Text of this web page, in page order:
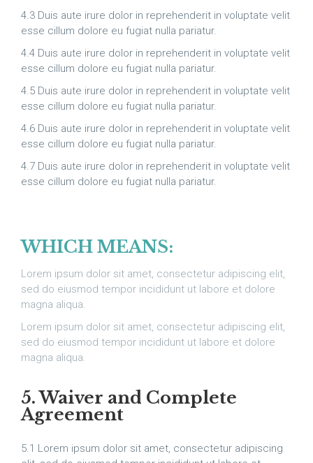
4.3 Duis aute irure dolor in reprehenderit in voluptate velit
esse cillum dolore eu fugiat nulla pariatur.
4.4 Duis aute irure dolor in reprehenderit in voluptate velit
esse cillum dolore eu fugiat nulla pariatur.
4.5 Duis aute irure dolor in reprehenderit in voluptate velit
esse cillum dolore eu fugiat nulla pariatur.
4.6 Duis aute irure dolor in reprehenderit in voluptate velit
esse cillum dolore eu fugiat nulla pariatur.
4.7 Duis aute irure dolor in reprehenderit in voluptate velit
esse cillum dolore eu fugiat nulla pariatur.
WHICH MEANS:
Lorem ipsum dolor sit amet, consectetur adipiscing elit,
sed do eiusmod tempor incididunt ut labore et dolore
magna aliqua.
Lorem ipsum dolor sit amet, consectetur adipiscing elit,
sed do eiusmod tempor incididunt ut labore et dolore
magna aliqua.
5. Waiver and Complete
Agreement
5.1 Lorem ipsum dolor sit amet, consectetur adipiscing